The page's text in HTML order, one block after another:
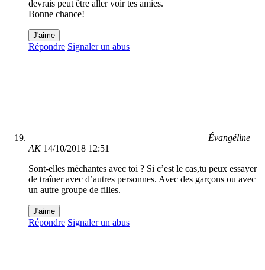
devrais peut être aller voir tes amies.
Bonne chance!
J'aime
Répondre Signaler un abus
Évangéline
AK 14/10/2018 12:51
Sont-elles méchantes avec toi ? Si c’est le cas,tu peux essayer
de traîner avec d’autres personnes. Avec des garçons ou avec
un autre groupe de filles.
J'aime
Répondre Signaler un abus